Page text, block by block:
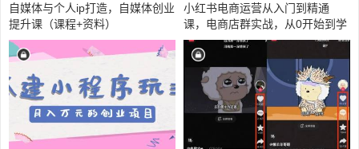
自媒体与个人ip打造，自媒体创业
提升课（课程+资料）
小红书电商运营从入门到精通
课，电商店群实战，从0开始到学
会